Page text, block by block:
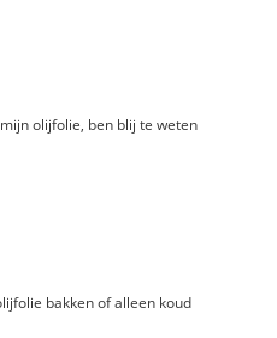
olijfolie, ben blij te weten
bakken of alleen koud